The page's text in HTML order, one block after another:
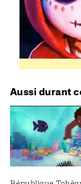
Aussi durant
Image